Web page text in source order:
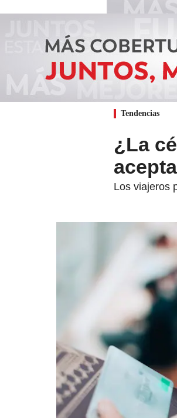
Tendencias
¿La
Los viajeros